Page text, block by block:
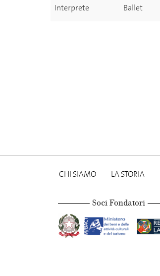
Interprete
Ballet
CHI SIAMO LA STORIA
Soci Fondatori